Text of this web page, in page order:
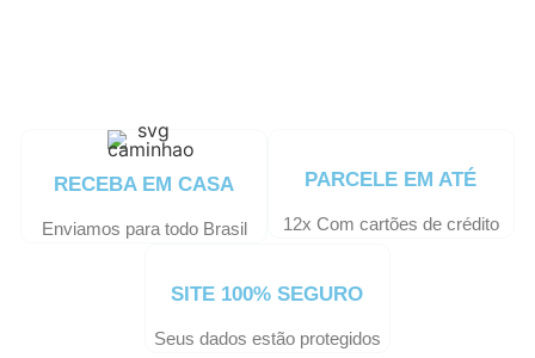
RECEBA EM CASA
Enviamos para todo Brasil
PARCELE EM ATÉ
12x Com cartões de crédito
SITE 100% SEGURO
Seus dados estão protegidos